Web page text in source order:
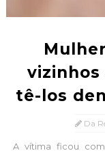
vizinhos
tê-los
Da
A vítima ficou